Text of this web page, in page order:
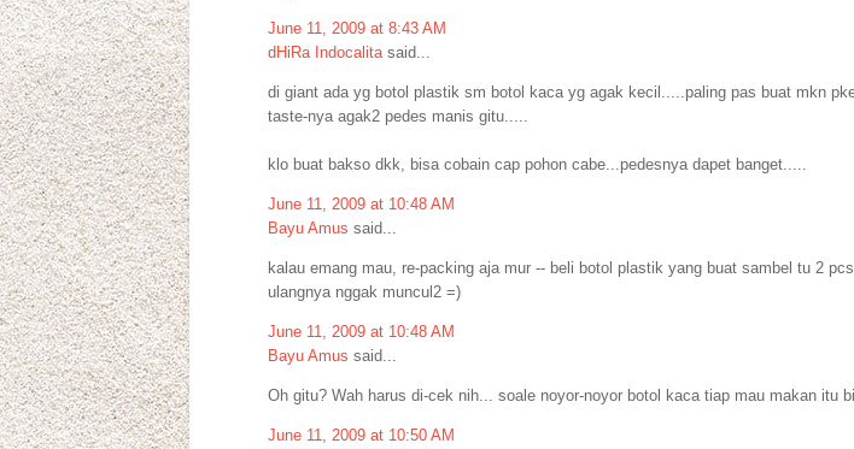
June 11, 2009 at 8:43 AM
dHiRa Indocalitasaid...
di giant ada yg botol plastik sm botol kaca yg agak kecil.....paling pas buat mkn
taste-nya agak2 pedes manis gitu.....
klo buat bakso dkk, bisa cobain cap pohon cabe...pedesnya dapet banget.....
June 11, 2009 at 10:48 AM
Bayu Amus said...
kalau emang mau, re-packing aja mur -- beli botol plastik yang buat sambel tu 2
ulangnya nggak muncul2 =)
June 11, 2009 at 10:48 AM
Bayu Amus said...
Oh gitu? Wah harus di-cek nih... soale noyor-noyor botol kaca tiap mau makan itu
June 11, 2009 at 10:50 AM